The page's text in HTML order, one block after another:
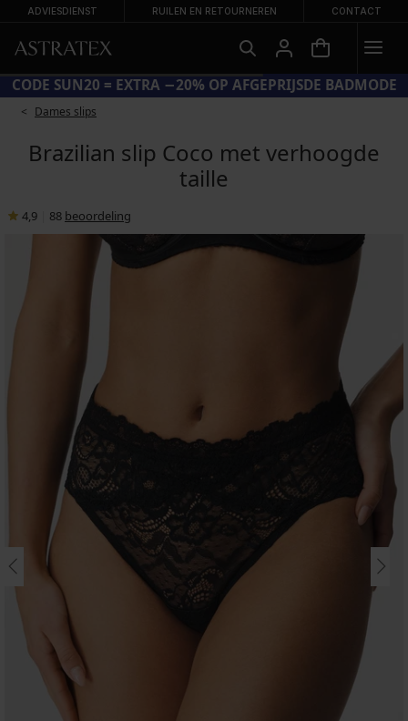
ADVIESDIENST RUILEN EN RETOURNEREN CONTACT
CODE SUN20 = EXTRA −20% OP AFGEPRIJSDE BADMODE
Dames slips
Brazilian slip Coco met verhoogde
taille
4,9 88 beoordeling